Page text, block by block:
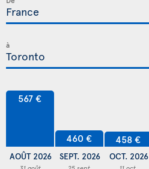
à
567 €
AOÛT 2026
460 €
SEPT. 2026
458 €
OCT. 2026